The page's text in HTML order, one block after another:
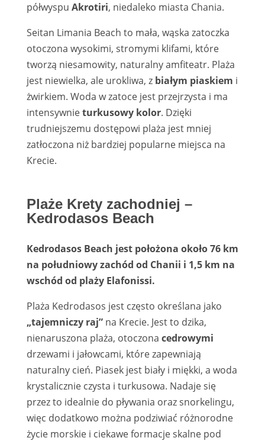
półwyspu Akrotiri, niedaleko miasta Chania.
Seitan Limania Beach to mała, wąska zatoczka
otoczona wysokimi, stromymi klifami, które
tworzą niesamowity, naturalny amfiteatr. Plaża
jest niewielka, ale urokliwa, z białym piaskiem i
żwirkiem. Woda w zatoce jest przejrzysta i ma
intensywnieturkusowy kolor. Dzięki
trudniejszemu dostępowi plaża jest mniej
zatłoczona niż bardziej popularne miejsca na
Krecie.
Plaże Krety zachodniej –
Kedrodasos Beach
Kedrodasos Beach jest położona około 76 km
na południowy zachód od Chanii i 1,5 km na
wschód od plaży Elafonissi.
Plaża Kedrodasos jest często określana jako
„tajemniczy raj”na Krecie. Jest to dzika,
nienaruszona plaża, otoczona cedrowymi
drzewami i jałowcami, które zapewniają
naturalny cień. Piasek jest biały i miękki, a woda
krystalicznie czysta i turkusowa. Nadaje się
przez to idealnie do pływania oraz snorkelingu,
więc dodatkowo można podziwiać różnorodne
życie morskie i ciekawe formacje skalne pod